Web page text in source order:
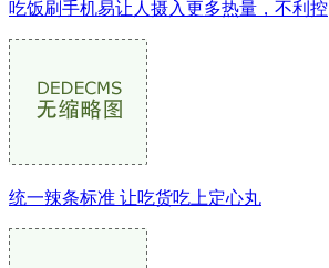
吃饭刷手机易让人摄入更多热量，不利控
统一辣条标准 让吃货吃上定心丸